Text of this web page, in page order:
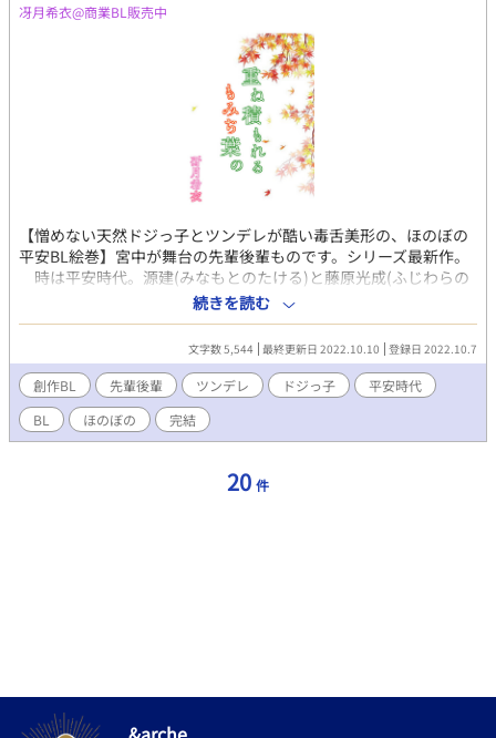
冴月希衣@商業BL販売中
【憎めない天然ドジっ子とツンデレが酷い毒舌美形の、ほのぼの
平安BL絵巻】宮中が舞台の先輩後輩ものです。シリーズ最新作。
時は平安時代。源建(みなもとのたける)と藤原光成(ふじわらの
みつなり)は、帝に仕える六位蔵人。 迂闊者の先輩、建がしでか
す数々の失敗の尻拭いに追われる後輩、光成は、誰にも言えない
秘密を抱えている。それは、同性の建への片恋という苦悩と、彼
によってもたらされる甘く切ない恋の喜び——。 【あなたへの、
萌ゆる想いをこの花に】 ◆萌ゆ花シリーズ◆ 『萌ゆる想いを、こ
の花に』『妖し瞳の、艶姿』 ☆.｡.*･☆.｡.*･☆.｡.*･☆.｡.*☆.｡.*･
☆.｡.*･☆ ◆本文・画像の無断転載禁止◆ No reproduction or
republication without written permission.
続きを読む
文字数 5,544 最終更新日 2022.10.10 登録日 2022.10.7
創作BL 先輩後輩 ツンデレ ドジっ子
平安時代
BL
ほのぼの 完結
20 件